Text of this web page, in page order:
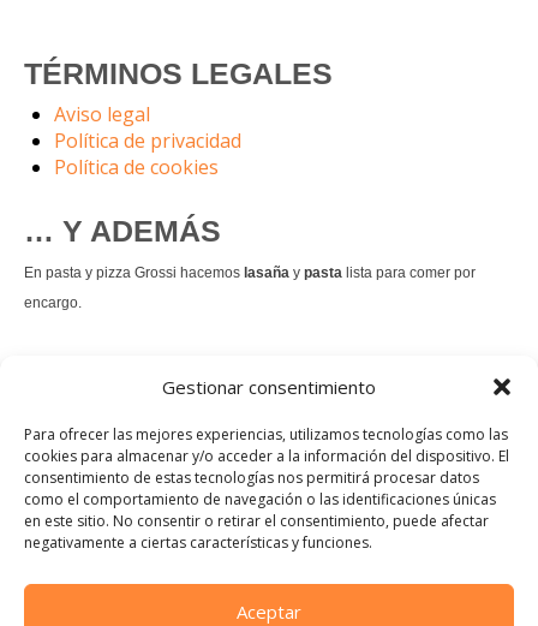
Gestionar consentimiento
Para ofrecer las mejores experiencias, utilizamos tecnologías como las
cookies para almacenar y/o acceder a la información del dispositivo. El
consentimiento de estas tecnologías nos permitirá procesar datos
como el comportamiento de navegación o las identificaciones únicas
en este sitio. No consentir o retirar el consentimiento, puede afectar
negativamente a ciertas características y funciones.
Aceptar
TÉRMINOS LEGALES
Aviso legal
Política de privacidad
Política de cookies
… Y ADEMÁS
En pasta y pizza Grossi hacemos lasaña y pasta lista para comer por
encargo.
es un permanente.
Pedir comida Just eat
Instagram
Facebook
TikTok
Dirección:
Calle Manuel Allende, 12, 48010 Bilbao, Vizcaya